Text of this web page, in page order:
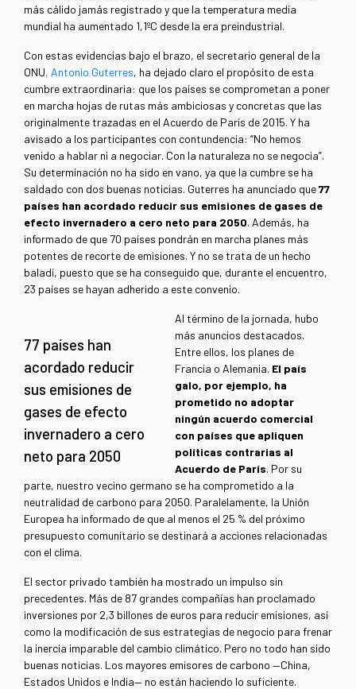
más cálido jamás registrado y que la temperatura media
mundial ha aumentado 1,1ºC desde la era preindustrial.
Con estas evidencias bajo el brazo, el secretario general de la
ONU, Antonio Guterres, ha dejado claro el propósito de esta
cumbre extraordinaria: que los países se comprometan a poner
en marcha hojas de rutas más ambiciosas y concretas que las
originalmente trazadas en el Acuerdo de París de 2015. Y ha
avisado a los participantes con contundencia: “No hemos
venido a hablar ni a negociar. Con la naturaleza no se negocia”.
Su determinación no ha sido en vano, ya que la cumbre se ha
saldado con dos buenas noticias. Guterres ha anunciado que77
países han acordado reducir sus emisiones de gases de
efecto invernadero a cero neto para 2050. Además, ha
informado de que 70 países pondrán en marcha planes más
potentes de recorte de emisiones. Y no se trata de un hecho
baladí, puesto que se ha conseguido que, durante el encuentro,
23 países se hayan adherido a este convenio.
77 países han
acordado reducir
sus emisiones de
gases de efecto
invernadero a cero
neto para 2050
Al término de la jornada, hubo
más anuncios destacados.
Entre ellos, los planes de
Francia o Alemania. El país
galo, por ejemplo, ha
prometido no adoptar
ningún acuerdo comercial
con países que apliquen
políticas contrarias al
Acuerdo de París. Por su
parte, nuestro vecino germano se ha comprometido a la
neutralidad de carbono para 2050. Paralelamente, la Unión
Europea ha informado de que al menos el 25 % del próximo
presupuesto comunitario se destinará a acciones relacionadas
con el clima.
El sector privado también ha mostrado un impulso sin
precedentes. Más de 87 grandes compañías han proclamado
inversiones por 2,3 billones de euros para reducir emisiones, así
como la modificación de sus estrategias de negocio para frenar
la inercia imparable del cambio climático. Pero no todo han sido
buenas noticias. Los mayores emisores de carbono —China,
Estados Unidos e India— no están haciendo lo suficiente.